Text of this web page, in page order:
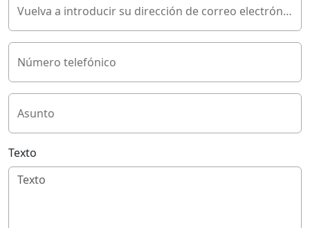
Vuelva a introducir su dirección de correo electrónico
Número telefónico
Asunto
Texto